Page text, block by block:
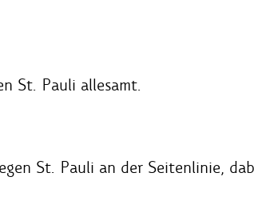
St. Pauli allesamt.
St. Pauli an der Seitenlinie,